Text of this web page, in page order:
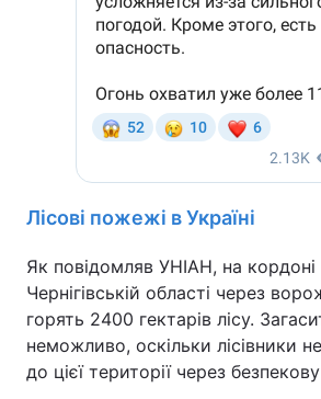
Лісові пожежі в Україні
Як повідомляв УНІАН, на
Чернігівській області через
горять 2400 гектарів лісу.
неможливо, оскільки лісівники
до цієї території через